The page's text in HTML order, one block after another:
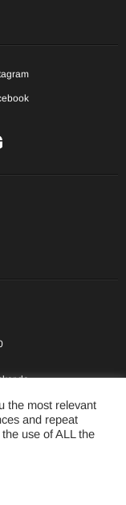
Rights Reserved.
the most relevant
and repeat
use of ALL the